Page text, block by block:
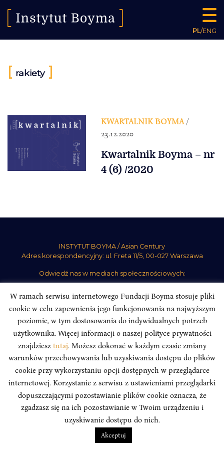
PL/ENG
[ rakiety]
KWARTALNIK BOYMA/
23.12.2020
Kwartalnik Boyma – nr
4 (6) /2020
INSTYTUT BOYMA / Asian Century
Adres korespondencyjny: ul. Freta 11/5, 00-027 Warszawa
Odwiedź nas w mediach społecznościowych:
INSTYTUT BOYMA. WSZELKIE PRAWA ZASTRZEŻONE.Polityka
Prywatności Serwisu Polityka Prywatności Fundacji
designBeata Świerczyńska , developmentAlan Głodek
W ramach serwisu internetowego Fundacji Boyma stosuje pliki
cookie w celu zapewnienia jego funkcjonowania na najwyższym
poziomie, w tym dostosowania do indywidualnych potrzeb
użytkownika. Więcej informacji o naszej polityce prywatności
znajdziesz tutaj. Możesz dokonać w każdym czasie zmiany
warunków przechowywania lub uzyskiwania dostępu do plików
cookie przy wykorzystaniu opcji dostępnych w przeglądarce
internetowej. Korzystanie z serwisu z ustawieniami przeglądarki
dopuszczającymi pozostawianie plików cookie oznacza, że
zgadzasz się na ich pozostawianie w Twoim urządzeniu i
uzyskiwanie dostępu do nich.
Akceptuj